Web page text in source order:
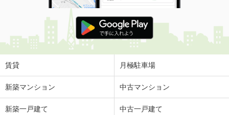
賃貸 月極駐車場
新築マンション 中古マンション
新築一戸建て 中古一戸建て